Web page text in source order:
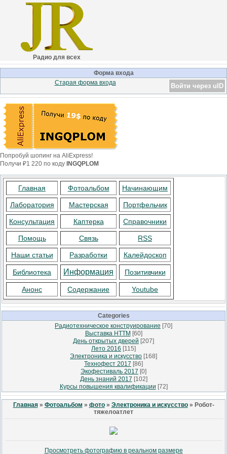
Радио для всех
Форма входа
Войти через uID
Старая форма входа
Попробуй шопинг на AliExpress!
Получи ₽1 220 по коду INGQPLOM
Главная Фотоальбом Начинающим
Лаборатория Мастерская Портфельчик
Консультация Каптерка Справочники
Помощь Связь RSS
Наши статьи Разработки Калейдоскоп
Библиотека Информация Позитивчики
Анонс Содержание Youtube
Categories
Радиотехническое конструирование [70]
Выставка НТТМ [60]
День открытых дверей [207]
Лето 2016 [115]
Электроника и искусство [168]
Технофест 2017 [86]
Экофестиваль 2017 [0]
День знаний 2017 [102]
Курсы повышения квалификации [72]
Главная» Фотоальбом » фото» Электроника и искусство» Робот-
тяжелоатлет
Просмотреть фотографию в реальном размере